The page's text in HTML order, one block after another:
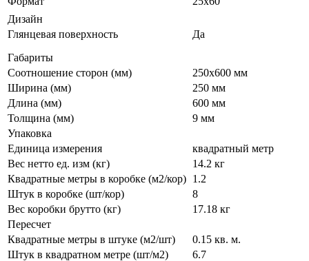
Дизайн
Глянцевая поверхность
Да
Габариты
Соотношение сторон (мм)
250x600 мм
Ширина (мм)
250 мм
Длина (мм)
600 мм
Толщина (мм)
9 мм
Упаковка
Единица измерения
квадратный метр
Вес нетто ед. изм (кг)
14.2 кг
Квадратные метры в коробке (м2/кор) 1.2
Штук в коробке (шт/кор)
8
Вес коробки брутто (кг)
17.18 кг
Пересчет
Квадратные метры в штуке (м2/шт)
0.15 кв. м.
Штук в квадратном метре (шт/м2)
6.7